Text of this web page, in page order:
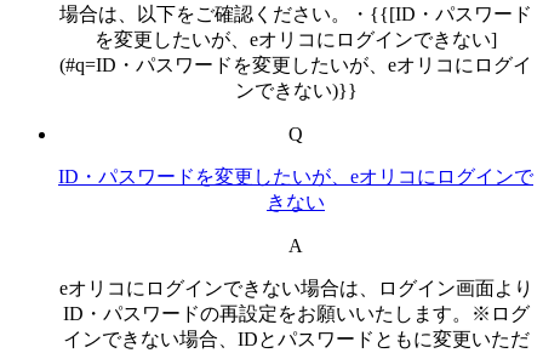
場合は、以下をご確認ください。・{{[ID・パスワード
を変更したいが、eオリコにログインできない]
(#q=ID・パスワードを変更したいが、eオリコにログイ
ンできない)}}
Q
ID・パスワードを変更したいが、eオリコにログインで
きない
A
eオリコにログインできない場合は、ログイン画面より
ID・パスワードの再設定をお願いいたします。※ログ
インできない場合、IDとパスワードともに変更いただ